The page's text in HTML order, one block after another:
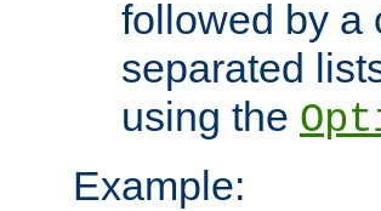
followed by a
separated
using the
Example: